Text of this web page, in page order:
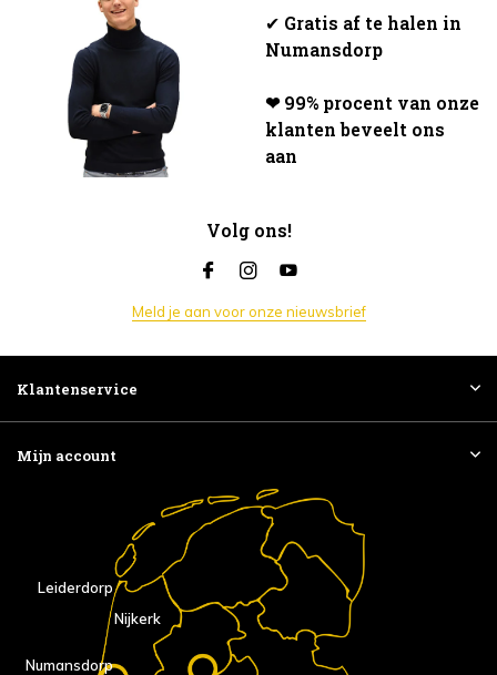
✔ Gratis af te halen in
Numansdorp
❤ 99% procent van onze
klanten beveelt ons
aan
Volg ons!
Meld je aan voor onze nieuwsbrief
Klantenservice
Mijn account
Nijkerk
Numansdorp
Leiderdorp